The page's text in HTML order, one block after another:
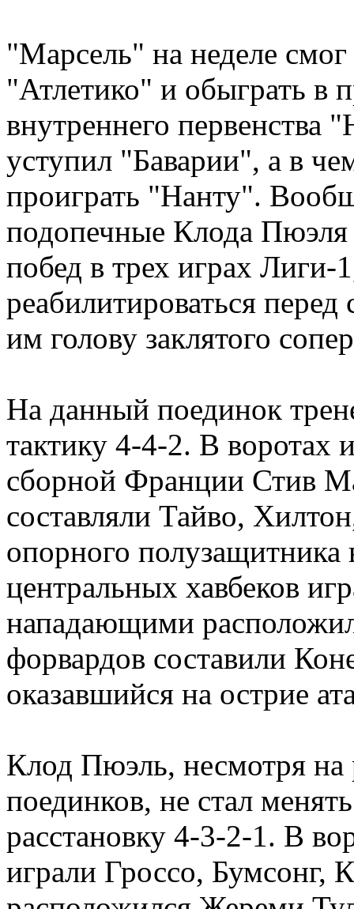
"Марсель" на неделе
"Атлетико" и обыграть в
внутреннего
уступил "Баварии", а в
проиграть "Нанту".
подопечные Клода
побед в трех играх Лиги-
реабилитироваться
им голову заклятого
На данный поединок
тактику 4-4-2. В воротах
сборной Франции Стив
составляли Тайво,
опорного
центральных хавбеков
нападающими
форвардов составили
оказавшийся на острие
Клод Пюэль, несмотря
поединков, не стал
расстановку 4-3-2-1. В
играли Гроссо, Бумсонг,